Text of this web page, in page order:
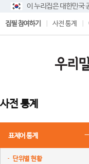
이 누리집은 대한민국
집필 참여하기 사전 통계
사전 통계
표제어 통계
단위별 현황